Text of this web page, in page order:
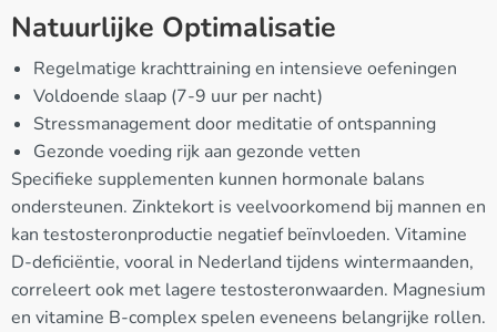
Natuurlijke Optimalisatie
Regelmatige krachttraining en intensieve oefeningen
Voldoende slaap (7-9 uur per nacht)
Stressmanagement door meditatie of ontspanning
Gezonde voeding rijk aan gezonde vetten
Specifieke supplementen kunnen hormonale balans
ondersteunen. Zinktekort is veelvoorkomend bij mannen en
kan testosteronproductie negatief beïnvloeden. Vitamine
D-deficiëntie, vooral in Nederland tijdens wintermaanden,
correleert ook met lagere testosteronwaarden. Magnesium
en vitamine B-complex spelen eveneens belangrijke rollen.